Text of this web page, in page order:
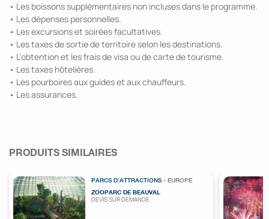
• Les boissons supplémentaires non incluses dans le programme.
• Les dépenses personnelles.
• Les excursions et soirées facultatives.
• Les taxes de sortie de territoire selon les destinations.
• L’obtention et les frais de visa ou de carte de tourisme.
• Les taxes hôtelières.
• Les pourboires aux guides et aux chauffeurs.
• Les assurances.
PRODUITS SIMILAIRES
PARCS D’ATTRACTIONS - EUROPE
ZOOPARC DE BEAUVAL
DEVIS SUR DEMANDE